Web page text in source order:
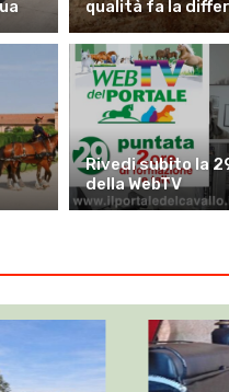
qualità fa la
Rivedi subito la
della WebTV